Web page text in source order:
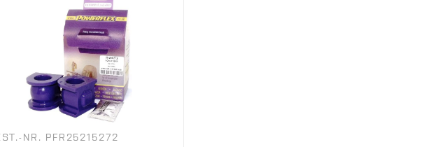
NR. PFR25215272